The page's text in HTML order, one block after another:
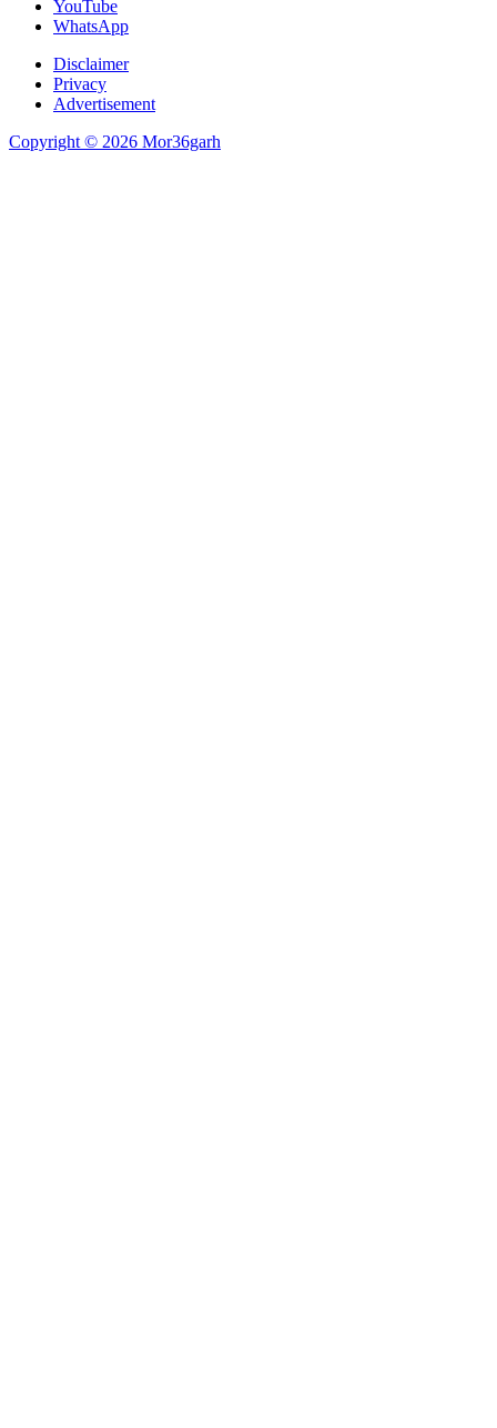
YouTube
WhatsApp
Disclaimer
Privacy
Advertisement
Copyright © 2026 Mor36garh